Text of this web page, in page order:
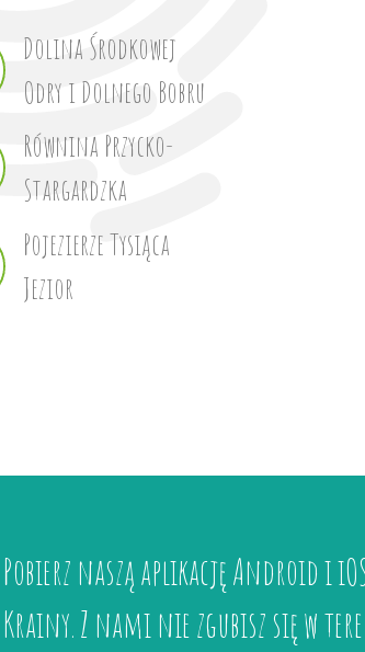
Dolina Środkowej
Odry i Dolnego Bobru
Równina Przycko-
Stargardzka
Pojezierze Tysiąca
Jezior
Pobierz naszą aplikację Android i
Krainy. Z nami nie zgubisz się w